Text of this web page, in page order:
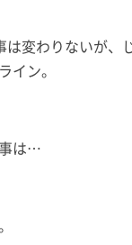
変わりないが、
イン。
事は…